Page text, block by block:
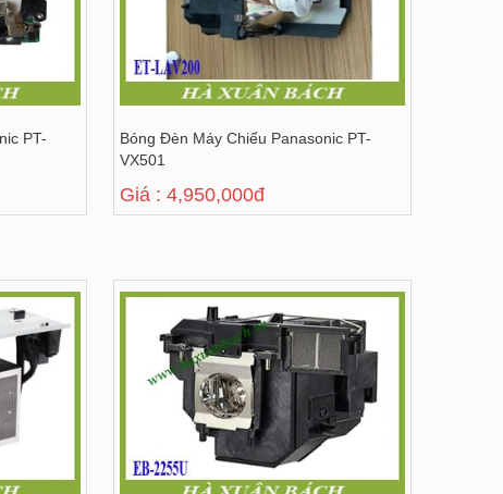
PT-
Bóng Đèn Máy Chiếu Panasonic PT-
VX501
Giá : 4,950,000đ